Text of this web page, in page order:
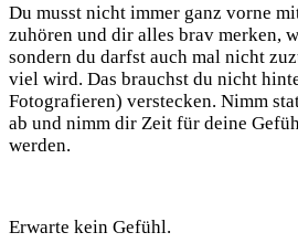
Du musst nicht immer ganz vorne
zuhören und dir alles brav merken,
sondern du darfst auch mal nicht
viel wird. Das brauchst du nicht
Fotografieren) verstecken. Nimm
ab und nimm dir Zeit für deine
werden.
Erwarte kein Gefühl.